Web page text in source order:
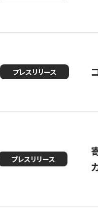
プレスリリース
プレスリリース